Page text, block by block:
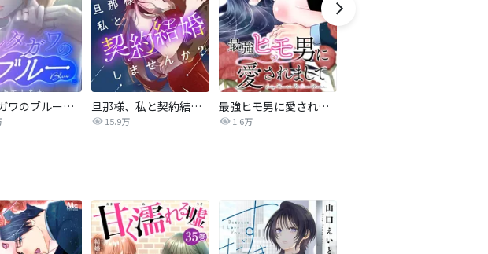
サレタガワのブルー【タテヨミ】 旦那様、私と契約結婚しませんか？【タテヨミ】
15.9万
最強ヒモ男に愛されまして
1.6万